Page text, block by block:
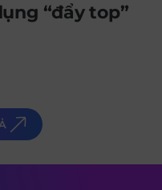
“đẩy top”